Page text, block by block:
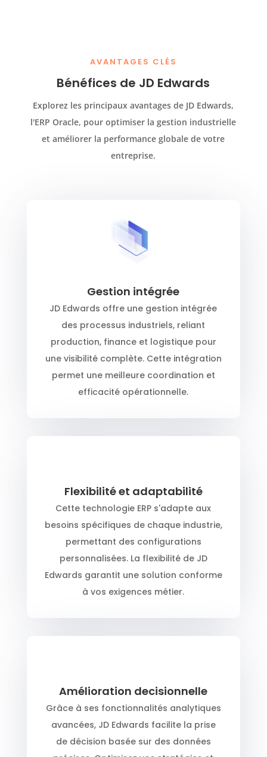
AVANTAGES CLÉS
Bénéfices de JD Edwards
Explorez les principaux avantages de JD Edwards,
l'ERP Oracle, pour optimiser la gestion industrielle
et améliorer la performance globale de votre
entreprise.
Gestion intégrée
JD Edwards offre une gestion intégrée
des processus industriels, reliant
production, finance et logistique pour
une visibilité complète. Cette intégration
permet une meilleure coordination et
efficacité opérationnelle.
Flexibilité et adaptabilité
Cette technologie ERP s'adapte aux
besoins spécifiques de chaque industrie,
permettant des configurations
personnalisées. La flexibilité de JD
Edwards garantit une solution conforme
à vos exigences métier.
Amélioration decisionnelle
Grâce à ses fonctionnalités analytiques
avancées, JD Edwards facilite la prise
de décision basée sur des données